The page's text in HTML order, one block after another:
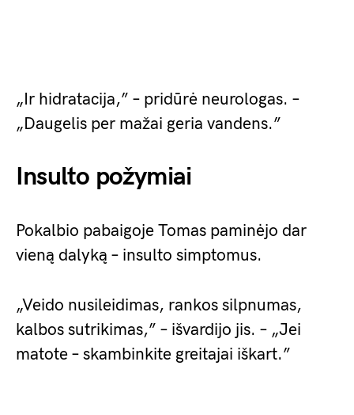
„Ir hidratacija,” – pridūrė neurologas. –
„Daugelis per mažai geria vandens.”
Insulto požymiai
Pokalbio pabaigoje Tomas paminėjo dar
vieną dalyką – insulto simptomus.
„Veido nusileidimas, rankos silpnumas,
kalbos sutrikimas,” – išvardijo jis. – „Jei
matote – skambinkite greitajai iškart.”